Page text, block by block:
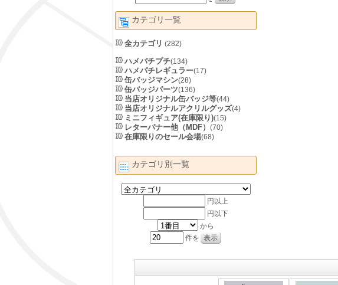
カテゴリ一覧
全カテゴリ (282)
ハメパチプチ(134)
ハメパチレギュラー(17)
缶バッジマシン(28)
缶バッジパーツ(136)
当店オリジナル缶バッジ等(44)
当店オリジナルアクリルグッズ(4)
ミニフィギュア(在庫限り)(15)
レターバナー他（MDF） (70)
在庫限りのセール会場(68)
カテゴリ別一覧
円以上
円以下
から
件を